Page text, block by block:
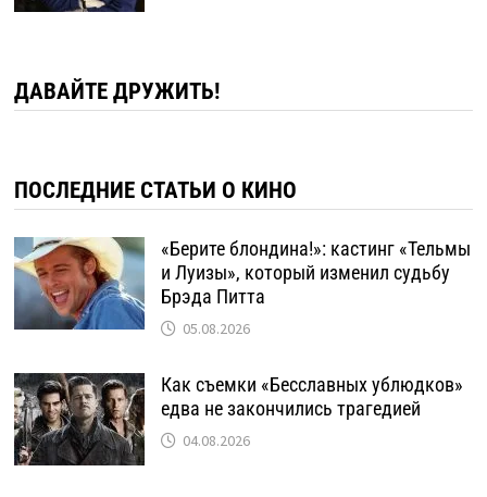
ДАВАЙТЕ ДРУЖИТЬ!
ПОСЛЕДНИЕ СТАТЬИ О КИНО
«Берите блондина!»: кастинг «Тельмы
и Луизы», который изменил судьбу
Брэда Питта
05.08.2026
Как съемки «Бесславных ублюдков»
едва не закончились трагедией
04.08.2026